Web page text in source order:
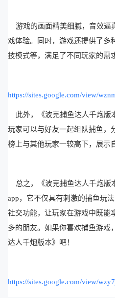
游戏的画面精美细腻，音效逼
戏体验。同时，游戏还提供了多
技模式等，满足了不同玩家的需
https://sites.google.com/view/
此外，《波克捕鱼达人千炮版
玩家可以与好友一起组队捕鱼，
榜上与其他玩家一较高下，展示
总之，《波克捕鱼达人千炮版
app，它不仅具有刺激的捕鱼玩
社交功能，让玩家在游戏中既能
多的朋友。如果你喜欢捕鱼游戏
达人千炮版本》吧！
https://sites.google.com/view/